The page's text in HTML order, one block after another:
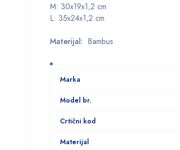
M: 30x19x1,2 cm
L: 35x24x1,2 cm
Materijal: Bambus
Marka
Model br.
Crtični kod
Materijal